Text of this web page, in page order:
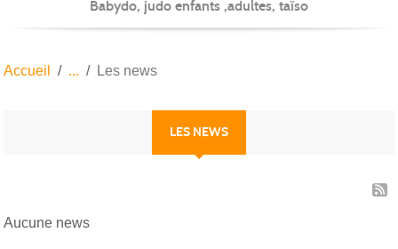
-
Babydo, judo enfants ,adultes, taïso
Accueil Les news
LES NEWS
Aucune news